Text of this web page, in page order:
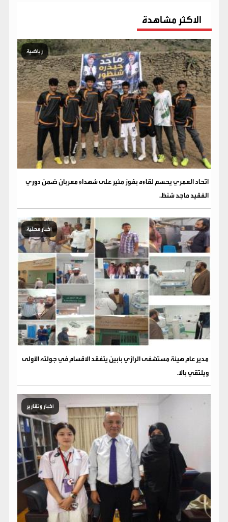
الاكثر مشاهدة
رياضية
اتحاد العمري يحسم لقاءه بفوز مثير على شهداء معربان ضمن دوري
الفقيد ماجد شنظ.
أخبار محلية
مدير عام هيئة مستشفى الرازي بأبين يتفقد الاقسام في جولته الأولى
ويلتقي بالا.
أخبار وتقارير